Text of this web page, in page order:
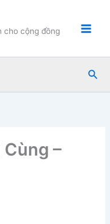
cho cộng đồng
Tìm
–